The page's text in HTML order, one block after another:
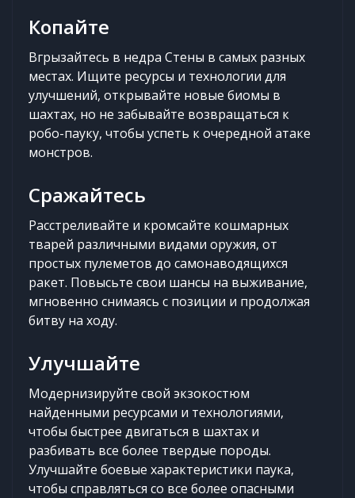
Копайте
Вгрызайтесь в недра Стены в самых разных
местах. Ищите ресурсы и технологии для
улучшений, открывайте новые биомы в
шахтах, но не забывайте возвращаться к
робо-пауку, чтобы успеть к очередной атаке
монстров.
Сражайтесь
Расстреливайте и кромсайте кошмарных
тварей различными видами оружия, от
простых пулеметов до самонаводящихся
ракет. Повысьте свои шансы на выживание,
мгновенно снимаясь с позиции и продолжая
битву на ходу.
Улучшайте
Модернизируйте свой экзокостюм
найденными ресурсами и технологиями,
чтобы быстрее двигаться в шахтах и
разбивать все более твердые породы.
Улучшайте боевые характеристики паука,
чтобы справляться со все более опасными